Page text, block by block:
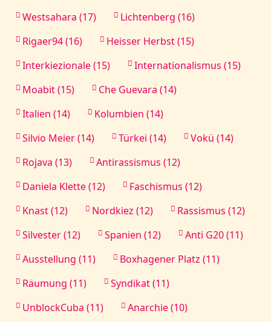
Westsahara (17)
Lichtenberg (16)
Rigaer94 (16)
Heisser Herbst (15)
Interkiezionale (15)
Internationalismus (15)
Moabit (15)
Che Guevara (14)
Italien (14)
Kolumbien (14)
Silvio Meier (14)
Türkei (14)
Vokü (14)
Rojava (13)
Antirassismus (12)
Daniela Klette (12)
Faschismus (12)
Knast (12)
Nordkiez (12)
Rassismus (12)
Silvester (12)
Spanien (12)
Anti G20 (11)
Ausstellung (11)
Boxhagener Platz (11)
Räumung (11)
Syndikat (11)
UnblockCuba (11)
Anarchie (10)